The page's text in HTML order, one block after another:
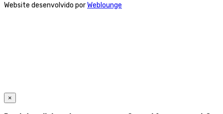
Website desenvolvido porWeblounge
×